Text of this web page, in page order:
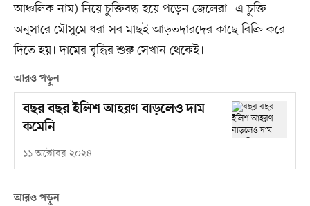
আঞ্চলিক নাম) নিয়ে চুক্তিবদ্ধ হয়ে পড়েন জেলেরা। এ চুক্তি
অনুসারে মৌসুমে ধরা সব মাছই আড়তদারদের কাছে বিক্রি করে
দিতে হয়। দামের বৃদ্ধির শুরু সেখান থেকেই।
আরও পড়ুন
বছর বছর ইলিশ আহরণ বাড়লেও দাম
কমেনি
১১ অক্টোবর ২০২৪
আরও পড়ুন